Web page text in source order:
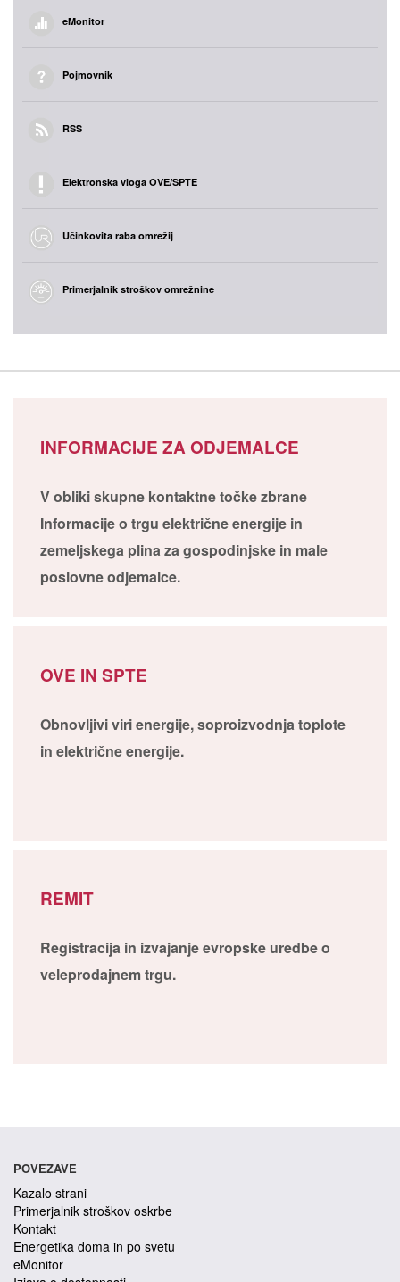
eMonitor
Pojmovnik
RSS
Elektronska vloga OVE/SPTE
Učinkovita raba omrežij
Primerjalnik stroškov omrežnine
INFORMACIJE ZA ODJEMALCE
V obliki skupne kontaktne točke zbrane
Informacije o trgu električne energije in
zemeljskega plina za gospodinjske in male
poslovne odjemalce.
OVE IN SPTE
Obnovljivi viri energije, soproizvodnja toplote
in električne energije.
REMIT
Registracija in izvajanje evropske uredbe o
veleprodajnem trgu.
POVEZAVE
Kazalo strani
Primerjalnik stroškov oskrbe
Kontakt
Energetika doma in po svetu
eMonitor